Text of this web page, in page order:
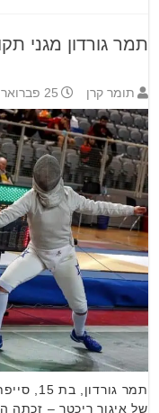
תמר גורדון מגני
תומר קרן 25 פברואר 2020 10:48
תמר
של איגור ריכטר – זכתה